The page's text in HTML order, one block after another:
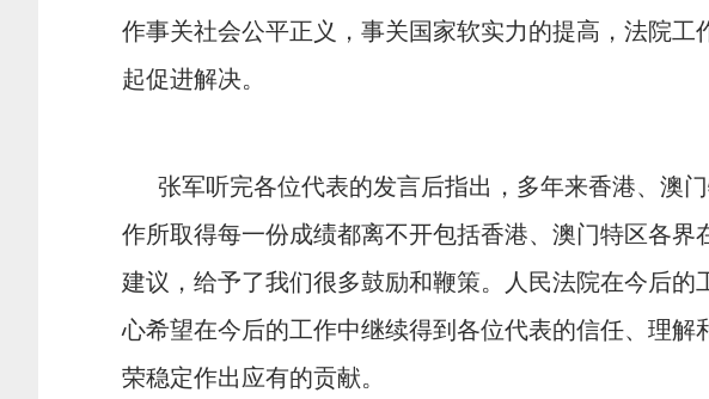
作事关社会公平正义，事关国家软实力的提高，法院
起促进解决。
张军听完各位代表的发言后指出，多年来香港、澳
作所取得每一份成绩都离不开包括香港、澳门特区各
建议，给予了我们很多鼓励和鞭策。人民法院在今后
心希望在今后的工作中继续得到各位代表的信任、理
荣稳定作出应有的贡献。